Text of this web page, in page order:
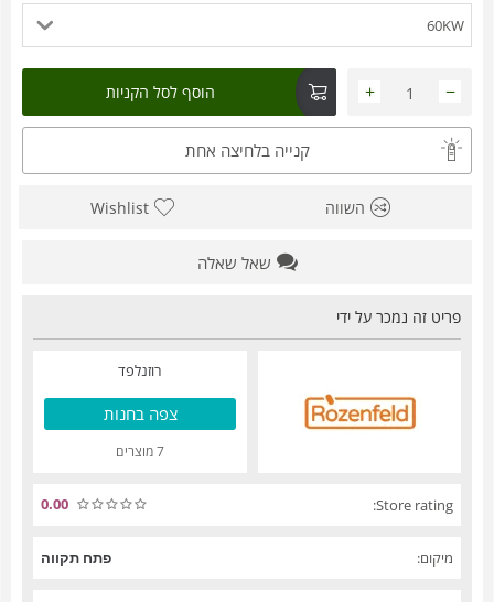
60KW
+ − הוסף לסל הקניות
קנייה בלחיצה אחת
השווה Wishlist
שאל שאלה
פריט זה נמכר על ידי
רוזנלפד
צפה בחנות
7 מוצרים
Store rating:
0.00
מיקום: פתח תקווה